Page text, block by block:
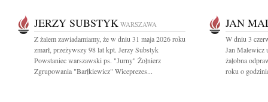
JERZY SUBSTYK WARSZAWA
Z żalem zawiadamiamy, że w dniu 31 maja 2026 roku
zmarł, przeżywszy 98 lat kpt. Jerzy Substyk
Powstaniec warszawski ps. "Jurny" Żołnierz
Zgrupowania "Barłkiewicz" Wiceprezes...
JAN
W dniu 3
Jan Malewicz
żałobna
roku o